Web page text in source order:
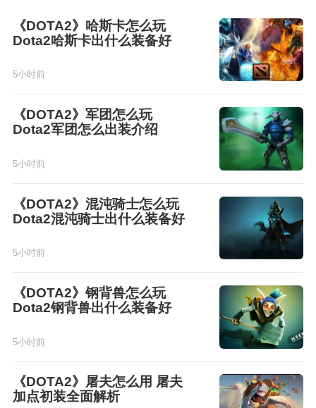
《DOTA2》哈斯卡怎么玩
Dota2哈斯卡出什么装备好
5小时前
《DOTA2》军团怎么玩
Dota2军团怎么出装介绍
5小时前
《DOTA2》混沌骑士怎么玩
Dota2混沌骑士出什么装备好
5小时前
《DOTA2》钢背兽怎么玩
Dota2钢背兽出什么装备好
5小时前
《DOTA2》屠夫怎么用 屠夫
加点初装全面解析